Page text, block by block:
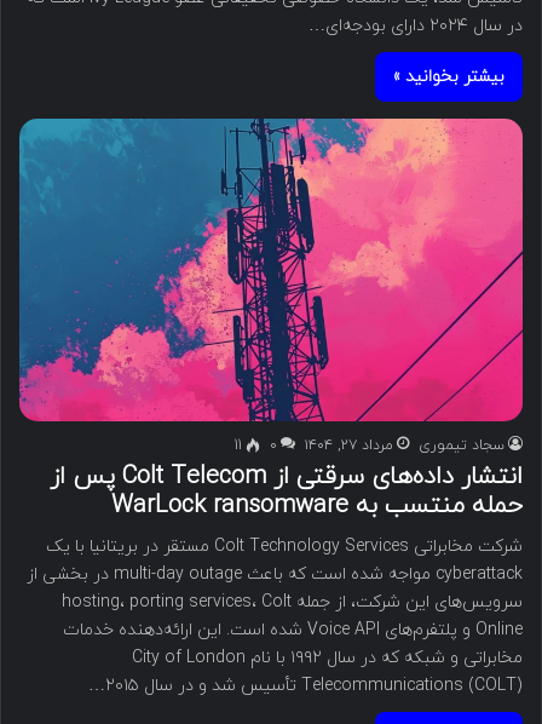
در سال ۲۰۲۴ دارای بودجه‌ای…
بیشتر بخوانید »
سجاد تیموری مرداد ۲۷, ۱۴۰۴ ۰ 11
انتشار داده‌های سرقتی از Colt Telecom پس از
حمله منتسب به WarLock ransomware
شرکت مخابراتی Colt Technology Services مستقر در بریتانیا با یک
cyberattack مواجه شده است که باعث multi-day outage در بخشی از
سرویس‌های این شرکت، از جمله hosting، porting services، Colt
Online و پلتفرم‌های Voice API شده است. این ارائه‌دهنده خدمات
مخابراتی و شبکه که در سال ۱۹۹۲ با نام City of London
Telecommunications (COLT) تأسیس شد و در سال ۲۰۱۵…